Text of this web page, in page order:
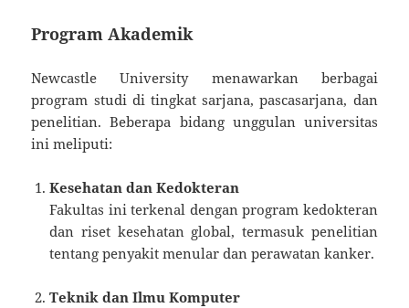
Program Akademik
Newcastle University menawarkan berbagai
program studi di tingkat sarjana, pascasarjana, dan
penelitian. Beberapa bidang unggulan universitas
ini meliputi:
Kesehatan dan Kedokteran
Fakultas ini terkenal dengan program kedokteran
dan riset kesehatan global, termasuk penelitian
tentang penyakit menular dan perawatan kanker.
Teknik dan Ilmu Komputer